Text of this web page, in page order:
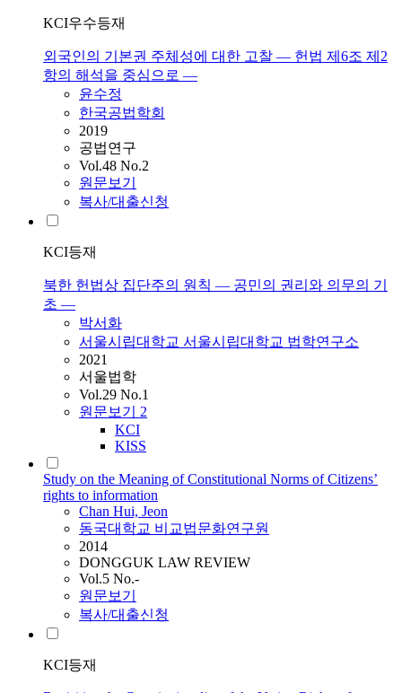
KCI우수등재
외국인의 기본권 주체성에 대한 고찰 ― 헌법 제6조 제2
항의 해석을 중심으로 ―
윤수정
한국공법학회
2019
공법연구
Vol.48 No.2
원문보기
복사/대출신청
KCI등재
북한 헌법상 집단주의 원칙 ― 공민의 권리와 의무의 기
초 ―
박서화
서울시립대학교 서울시립대학교 법학연구소
2021
서울법학
Vol.29 No.1
원문보기 2
KCI
KISS
Study on the Meaning of Constitutional Norms of Citizens’
rights to information
Chan Hui, Jeon
동국대학교 비교법문화연구원
2014
DONGGUK LAW REVIEW
Vol.5 No.-
원문보기
복사/대출신청
KCI등재